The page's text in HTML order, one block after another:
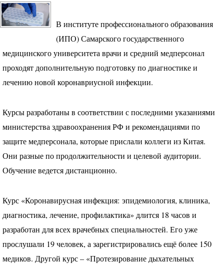
В институте профессионального образования
(ИПО) Самарского государственного
медицинского университета врачи и средний медперсонал
проходят дополнительную подготовку по диагностике и
лечению новой коронавриусной инфекции.
Курсы разработаны в соответствии с последними указаниями
министерства здравоохранения РФ и рекомендациями по
защите медперсонала, которые прислали коллеги из Китая.
Они разные по продолжительности и целевой аудитории.
Обучение ведется дистанционно.
Курс «Коронавирусная инфекция: эпидемиология, клиника,
диагностика, лечение, профилактика» длится 18 часов и
разработан для всех врачебных специальностей. Его уже
прослушали 19 человек, а зарегистрировались ещё более 150
медиков. Другой курс – «Протезирование дыхательных